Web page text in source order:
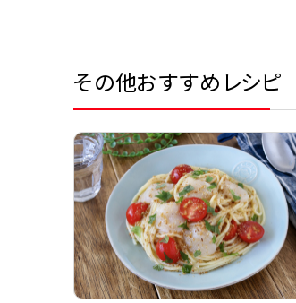
その他おすすめレシピ